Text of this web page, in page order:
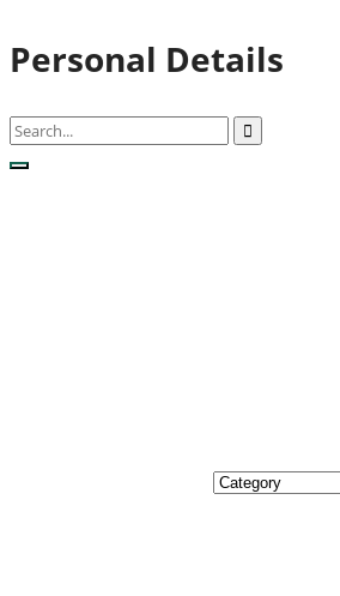
Personal Details